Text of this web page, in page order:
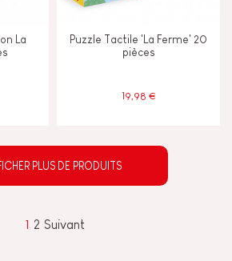
La
Puzzle Tactile 'La Ferme' 20
pièces
19,98 €
PLUS DE PRODUITS
1 2 Suivant